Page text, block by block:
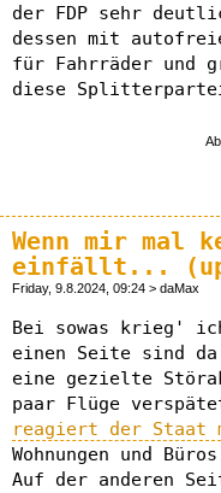
der FDP sehr
dessen mit
für Fahrräder und
diese
Wenn mir mal
einfällt...
Friday, 9.8.2024, 09:24 > daMax
Bei sowas krieg'
einen Seite sind
eine gezielte
paar Flüge
reagiert der Staat
Wohnungen und
Auf der anderen